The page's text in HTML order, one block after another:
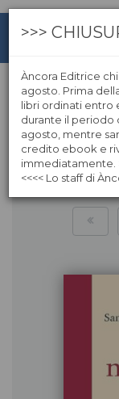
Spiritualità
>>>
Àncora Editrice
agosto. Prima
libri ordinati entro
durante il periodo
agosto, mentre
credito ebook e
immediatamente.
<<<< Lo staff di